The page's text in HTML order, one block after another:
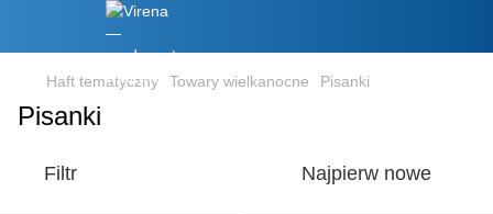
Haft tematyczny Towary wielkanocne Pisanki
Pisanki
Filtr Najpierw nowe